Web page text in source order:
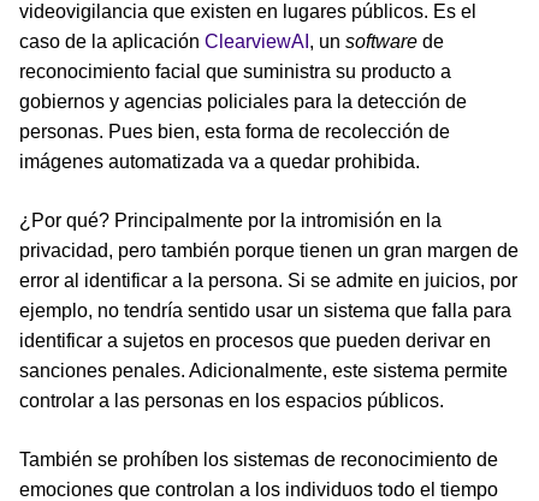
videovigilancia que existen en lugares públicos. Es el
caso de la aplicación ClearviewAI , un software de
reconocimiento facial que suministra su producto a
gobiernos y agencias policiales para la detección de
personas. Pues bien, esta forma de recolección de
imágenes automatizada va a quedar prohibida.
¿Por qué? Principalmente por la intromisión en la
privacidad, pero también porque tienen un gran margen de
error al identificar a la persona. Si se admite en juicios, por
ejemplo, no tendría sentido usar un sistema que falla para
identificar a sujetos en procesos que pueden derivar en
sanciones penales. Adicionalmente, este sistema permite
controlar a las personas en los espacios públicos.
También se prohíben los sistemas de reconocimiento de
emociones que controlan a los individuos todo el tiempo